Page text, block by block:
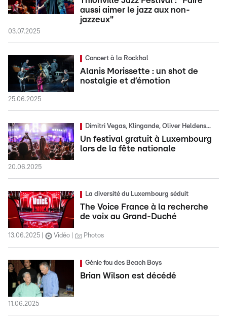
aussi aimer le jazz aux non-
jazzeux"
03.07.2025
Concert à la Rockhal
Alanis Morissette : un shot de
nostalgie et d’émotion
25.06.2025
Dimitri Vegas, Klingande, Oliver Heldens...
Un festival gratuit à Luxembourg
lors de la fête nationale
20.06.2025
La diversité du Luxembourg séduit
The Voice France à la recherche
de voix au Grand-Duché
13.06.2025 Vidéo Photos
Génie fou des Beach Boys
Brian Wilson est décédé
11.06.2025